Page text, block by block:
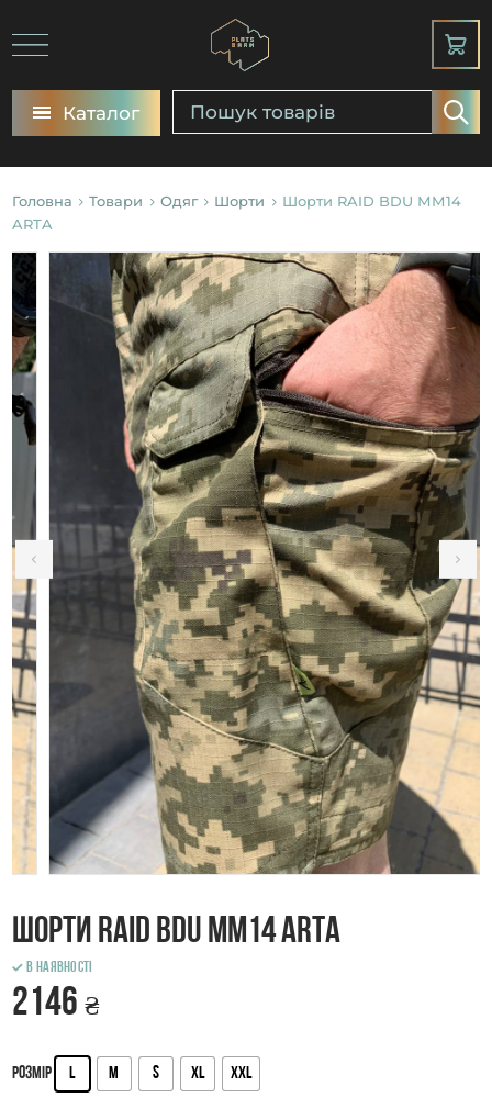
Каталог
Головна Товари Одяг Шорти
Шорти RAID BDU ММ14
ARTA
Шорти RAID BDU ММ14 ARTA
В наявності
2146 ₴
Розмір L M S XL XXL